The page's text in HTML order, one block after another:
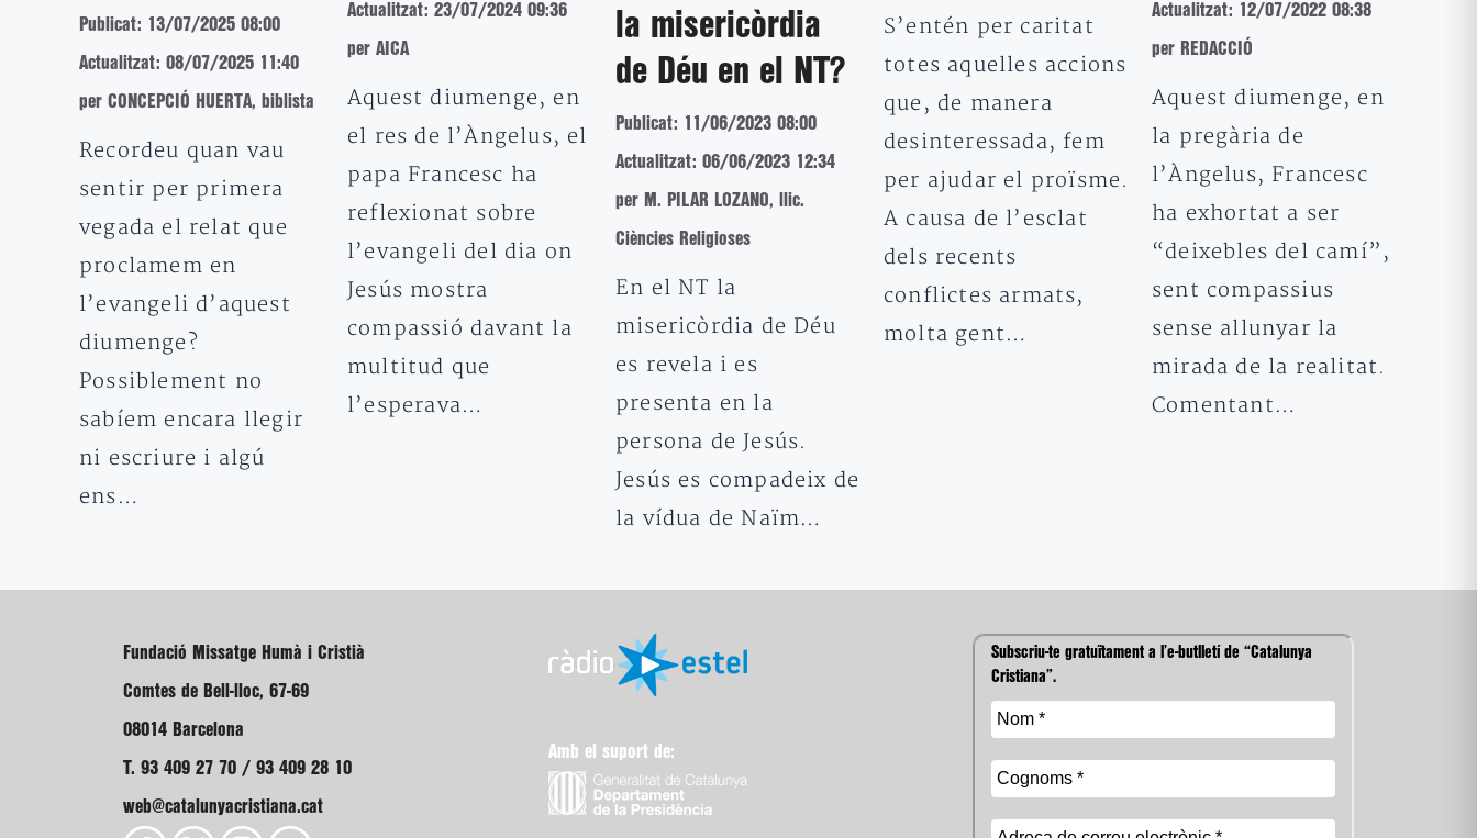
Publicat: 13/07/2025 08:00
Actualitzat: 08/07/2025 11:40
per CONCEPCIÓ HUERTA, biblista
Recordeu quan vau
sentir per primera
vegada el relat que
proclamem en
l’evangeli d’aquest
diumenge?
Possiblement no
sabíem encara llegir
ni escriure i algú
ens…
Actualitzat: 23/07/2024 09:36
per AICA
Aquest diumenge, en
el res de l’Àngelus, el
papa Francesc ha
reflexionat sobre
l’evangeli del dia on
Jesús mostra
compassió davant la
multitud que
l’esperava…
la misericòrdia
de Déu en el NT?
Publicat: 11/06/2023 08:00
Actualitzat: 06/06/2023 12:34
per M. PILAR LOZANO, llic.
Ciències Religioses
En el NT la
misericòrdia de Déu
es revela i es
presenta en la
persona de Jesús.
Jesús es compadeix de
la vídua de Naïm…
S’entén per caritat
totes aquelles accions
que, de manera
desinteressada, fem
per ajudar el proïsme.
A causa de l’esclat
dels recents
conflictes armats,
molta gent…
Actualitzat: 12/07/2022 08:38
per REDACCIÓ
Aquest diumenge, en
la pregària de
l’Àngelus, Francesc
ha exhortat a ser
“deixebles del camí”,
sent compassius
sense allunyar la
mirada de la realitat.
Comentant…
Fundació Missatge Humà i Cristià
Comtes de Bell-lloc, 67-69
08014 Barcelona
T. 93 409 27 70 / 93 409 28 10
web@catalunyacristiana.cat
Amb el suport de:
Subscriu-te gratuïtament a l’e-butlletí de “Catalunya
Cristiana”.